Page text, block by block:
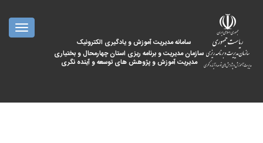
سامانه مدیریت آموزش و یادگیری الکترونیک
سازمان مدیریت و برنامه ریزی استان چهارمحال و بختیاری
مدیریت آموزش و پژوهش های توسعه و آینده نگری